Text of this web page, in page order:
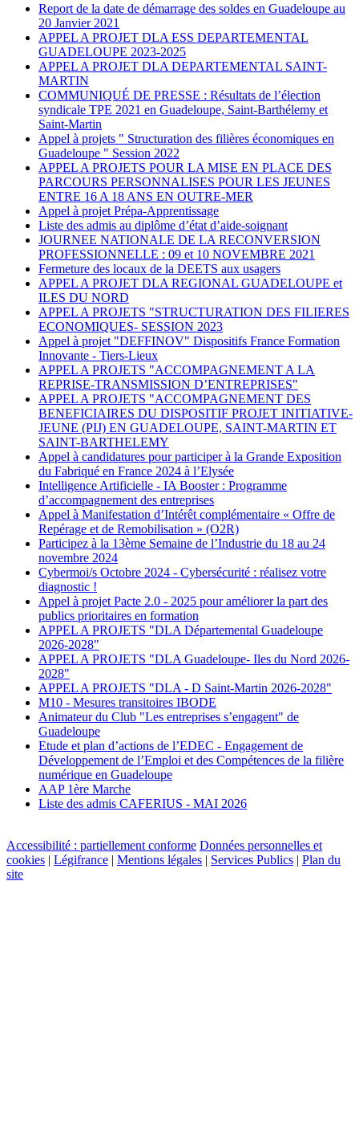
Report de la date de démarrage des soldes en Guadeloupe au
20 Janvier 2021
APPEL A PROJET DLA ESS DEPARTEMENTAL
GUADELOUPE 2023-2025
APPEL A PROJET DLA DEPARTEMENTAL SAINT-
MARTIN
COMMUNIQUÉ DE PRESSE : Résultats de l’élection
syndicale TPE 2021 en Guadeloupe, Saint-Barthélemy et
Saint-Martin
Appel à projets " Structuration des filières économiques en
Guadeloupe " Session 2022
APPEL A PROJETS POUR LA MISE EN PLACE DES
PARCOURS PERSONNALISES POUR LES JEUNES
ENTRE 16 A 18 ANS EN OUTRE-MER
Appel à projet Prépa-Apprentissage
Liste des admis au diplôme d’état d’aide-soignant
JOURNEE NATIONALE DE LA RECONVERSION
PROFESSIONNELLE : 09 et 10 NOVEMBRE 2021
Fermeture des locaux de la DEETS aux usagers
APPEL A PROJET DLA REGIONAL GUADELOUPE et
ILES DU NORD
APPEL A PROJETS "STRUCTURATION DES FILIERES
ECONOMIQUES- SESSION 2023
Appel à projet "DEFFINOV" Dispositifs France Formation
Innovante - Tiers-Lieux
APPEL A PROJETS "ACCOMPAGNEMENT A LA
REPRISE-TRANSMISSION D’ENTREPRISES"
APPEL A PROJETS "ACCOMPAGNEMENT DES
BENEFICIAIRES DU DISPOSITIF PROJET INITIATIVE-
JEUNE (PIJ) EN GUADELOUPE, SAINT-MARTIN ET
SAINT-BARTHELEMY
Appel à candidatures pour participer à la Grande Exposition
du Fabriqué en France 2024 à l’Elysée
Intelligence Artificielle - IA Booster : Programme
d’accompagnement des entreprises
Appel à Manifestation d’Intérêt complémentaire « Offre de
Repérage et de Remobilisation » (O2R)
Participez à la 13ème Semaine de l’Industrie du 18 au 24
novembre 2024
Cybermoi/s Octobre 2024 - Cybersécurité : réalisez votre
diagnostic !
Appel à projet Pacte 2.0 - 2025 pour améliorer la part des
publics prioritaires en formation
APPEL A PROJETS "DLA Départemental Guadeloupe
2026-2028"
APPEL A PROJETS "DLA Guadeloupe- Iles du Nord 2026-
2028"
APPEL A PROJETS "DLA - D Saint-Martin 2026-2028"
M10 - Mesures transitoires IBODE
Animateur du Club "Les entreprises s’engagent" de
Guadeloupe
Etude et plan d’actions de l’EDEC - Engagement de
Développement de l’Emploi et des Compétences de la filière
numérique en Guadeloupe
AAP 1ère Marche
Liste des admis CAFERIUS - MAI 2026
Accessibilité : partiellement conforme Données personnelles et
cookies | Légifrance | Mentions légales | Services Publics | Plan du
site